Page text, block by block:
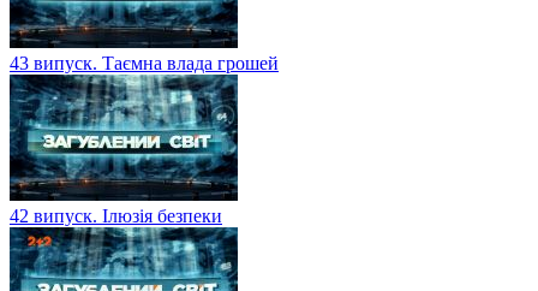
43 випуск. Таємна влада грошей
42 випуск. Ілюзія безпеки